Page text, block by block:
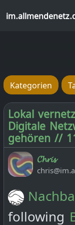
Kategorien
Lokal
Digitale
gehören //
𝓒𝓱𝓻𝓲𝓼
following